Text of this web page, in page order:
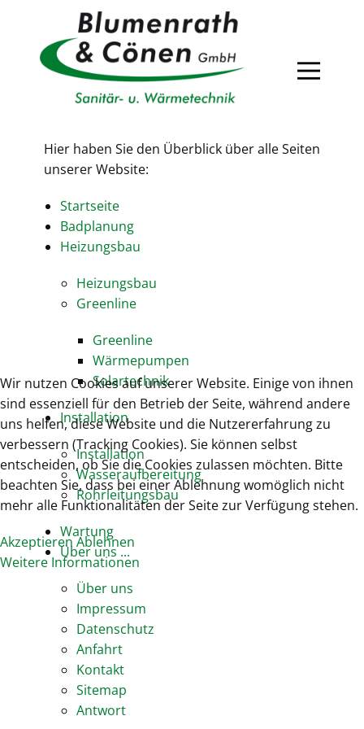
Hier haben Sie den Überblick über alle Seiten
unserer Website:
Startseite
Badplanung
Heizungsbau
Heizungsbau
Greenline
Greenline
Wärmepumpen
Solartechnik
Installation
Installation
Wasseraufbereitung
Rohrleitungsbau
Wartung
Über uns ...
Über uns
Impressum
Datenschutz
Anfahrt
Kontakt
Sitemap
Antwort
Wir nutzen Cookies auf unserer Website. Einige von ihnen
sind essenziell für den Betrieb der Seite, während andere
uns helfen, diese Website und die Nutzererfahrung zu
verbessern (Tracking Cookies). Sie können selbst
entscheiden, ob Sie die Cookies zulassen möchten. Bitte
beachten Sie, dass bei einer Ablehnung womöglich nicht
mehr alle Funktionalitäten der Seite zur Verfügung stehen.
AkzeptierenAblehnen
Weitere Informationen